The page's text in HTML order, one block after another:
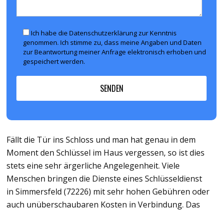
Ich habe die Datenschutzerklärung zur Kenntnis
genommen. Ich stimme zu, dass meine Angaben und Daten
zur Beantwortung meiner Anfrage elektronisch erhoben und
gespeichert werden.
Fällt die Tür ins Schloss und man hat genau in dem
Moment den Schlüssel im Haus vergessen, so ist dies
stets eine sehr ärgerliche Angelegenheit. Viele
Menschen bringen die Dienste eines Schlüsseldienst
in Simmersfeld (72226) mit sehr hohen Gebühren oder
auch unüberschaubaren Kosten in Verbindung. Das